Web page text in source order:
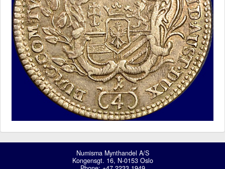
Numisma Mynthandel A/S
Kongensgt. 16, N-0153 Oslo